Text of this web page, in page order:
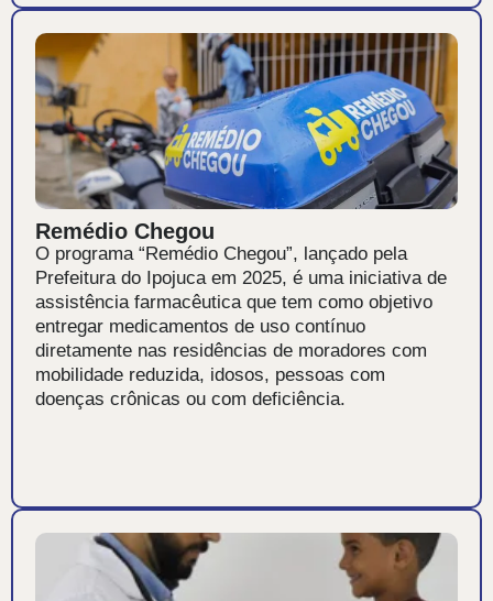
Remédio Chegou
O programa “Remédio Chegou”, lançado pela
Prefeitura do Ipojuca em 2025, é uma iniciativa de
assistência farmacêutica que tem como objetivo
entregar medicamentos de uso contínuo
diretamente nas residências de moradores com
mobilidade reduzida, idosos, pessoas com
doenças crônicas ou com deficiência.